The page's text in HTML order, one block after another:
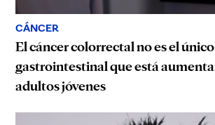
CÁNCER
El cáncer colorrectal no es el
gastrointestinal que está
adultos jóvenes